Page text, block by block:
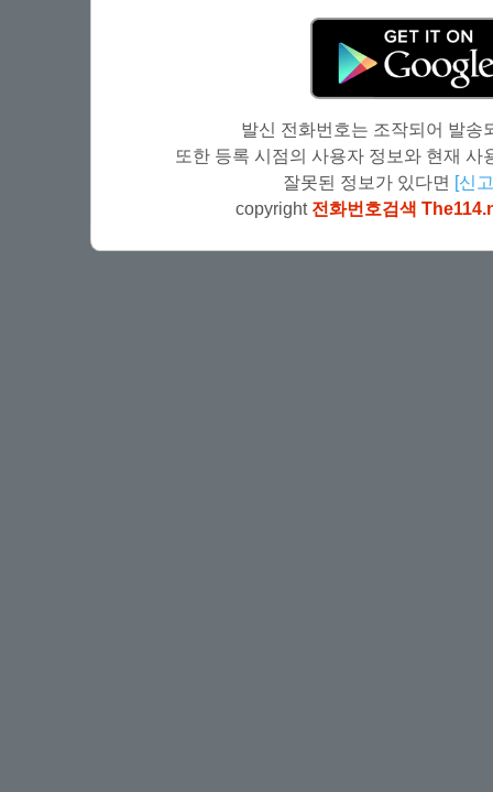
발신 전화번호는 조작되어 발송
또한 등록 시점의 사용자 정보와 현재 사
잘못된 정보가 있다면 [신
copyright 전화번호검색